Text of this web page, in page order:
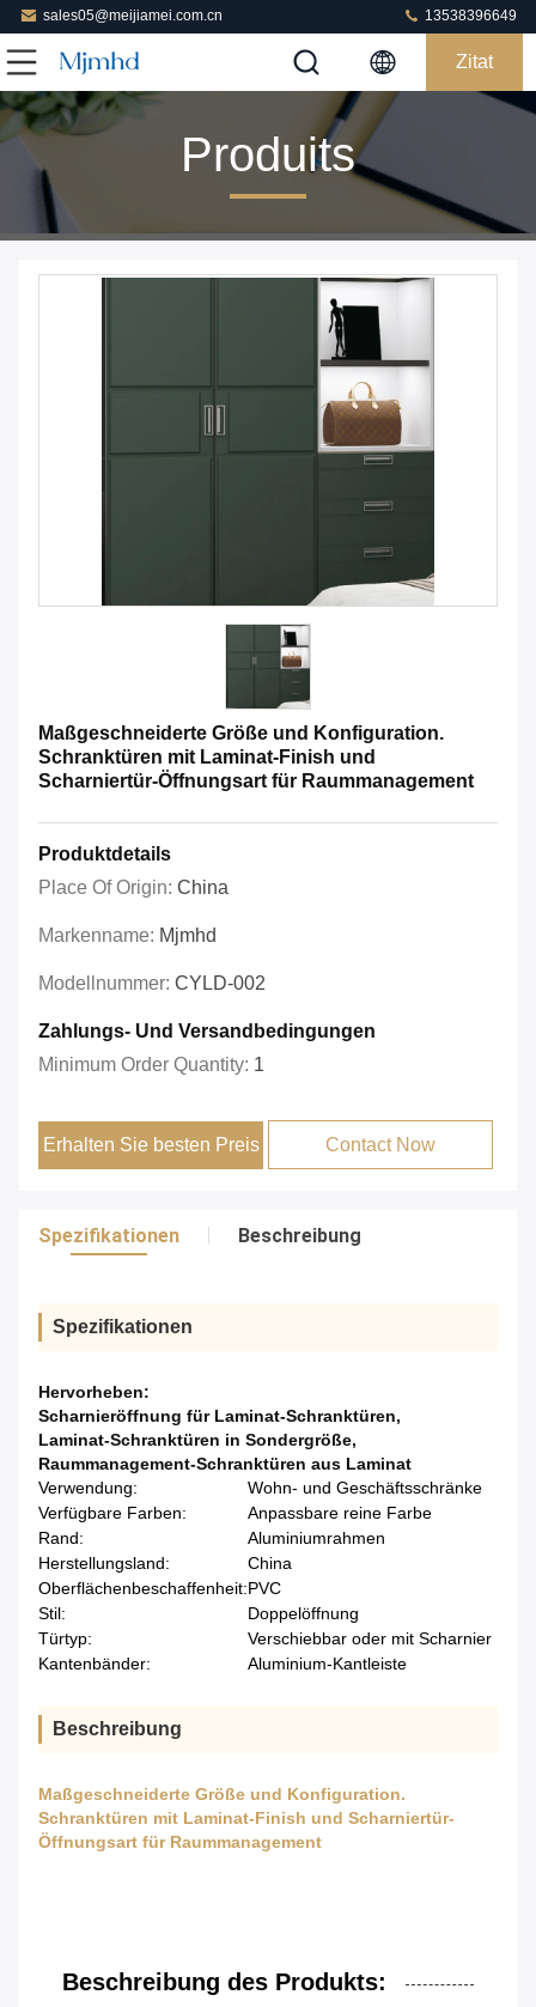
sales05@meijiamei.com.cn 13538396649
Zitat
Produits
Maßgeschneiderte Größe und Konfiguration.
Schranktüren mit Laminat-Finish und
Scharniertür-Öffnungsart für Raummanagement
Produktdetails
Place Of Origin: China
Markenname: Mjmhd
Modellnummer: CYLD-002
Zahlungs- Und Versandbedingungen
Minimum Order Quantity: 1
Erhalten Sie besten Preis Contact Now
Spezifikationen Beschreibung
Spezifikationen
Hervorheben:
Scharnieröffnung für Laminat-Schranktüren,
Laminat-Schranktüren in Sondergröße,
Raummanagement-Schranktüren aus Laminat
Verwendung:
Wohn- und Geschäftsschränke
Verfügbare Farben:
Anpassbare reine Farbe
Rand:
Aluminiumrahmen
Herstellungsland:
China
Oberflächenbeschaffenheit:PVC
Stil:
Doppelöffnung
Türtyp:
Verschiebbar oder mit Scharnier
Kantenbänder:
Aluminium-Kantleiste
Beschreibung
Maßgeschneiderte Größe und Konfiguration.
Schranktüren mit Laminat-Finish und Scharniertür-
Öffnungsart für Raummanagement
Beschreibung des Produkts: